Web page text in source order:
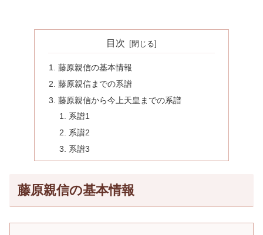
目次
藤原親信の基本情報
藤原親信までの系譜
藤原親信から今上天皇までの系譜
系譜1
系譜2
系譜3
藤原親信の基本情報